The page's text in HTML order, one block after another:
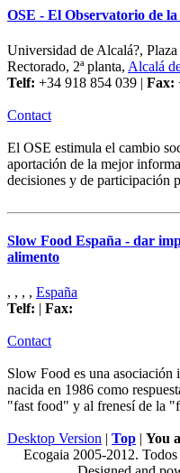
OSE - El Observatorio de
Universidad de Alcalá?,
Rectorado, 2ª planta, Alcalá
Telf: +34 918 854 039 | Fax:
Contact
El OSE estimula el cambio
aportación de la mejor
decisiones y de participación
Slow Food España - dar
alimento
, , , , España
Telf: | Fax:
Contact
Slow Food es una
nacida en 1986 como
"fast food" y al frenesí de la
Desktop Version | Top | You
Ecogaia 2005-2012.